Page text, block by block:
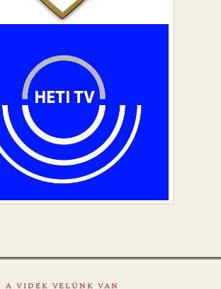
A VIDÉK VELÜNK VAN